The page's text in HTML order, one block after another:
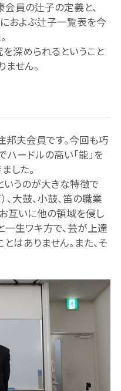
員の辻子の定義と、
およぶ辻子一覧表を今
深められるということ
せん。
夫会員です。今回も巧
ードルの高い「能」を
した。
いうのが大きな特徴で
、大鼓、小鼓、笛の職業
互いに他の領域を侵し
一生ワキ方で、芸が上達
はありません。また、そ